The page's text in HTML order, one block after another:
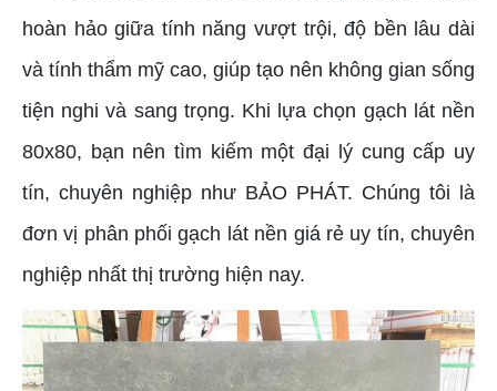
hoàn hảo giữa tính năng vượt trội, độ bền lâu dài
và tính thẩm mỹ cao, giúp tạo nên không gian sống
tiện nghi và sang trọng. Khi lựa chọn gạch lát nền
80x80, bạn nên tìm kiếm một đại lý cung cấp uy
tín, chuyên nghiệp như BẢO PHÁT. Chúng tôi là
đơn vị phân phối gạch lát nền giá rẻ uy tín, chuyên
nghiệp nhất thị trường hiện nay.